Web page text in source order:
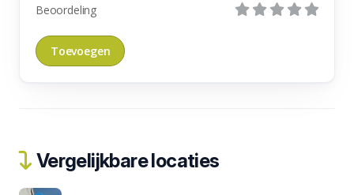
Beoordeling
Vergelijkbare locaties